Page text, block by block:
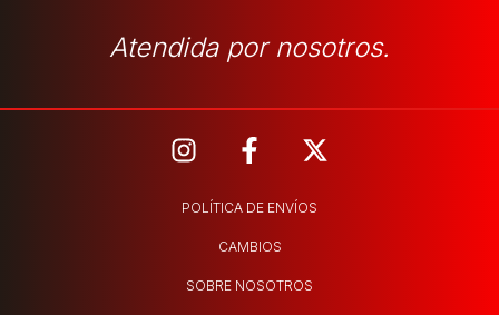
Atendida por nosotros.
POLÍTICA DE ENVÍOS
CAMBIOS
SOBRE NOSOTROS